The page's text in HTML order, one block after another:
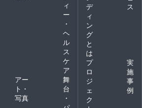
ィ
ー
・
ヘ
ル
ス
ケ
ア
アー
ト・
写真
舞
台
・
デ
ィ
ン
グ
と
は
ス
プ
ロ
ジ
ェ
ク
実
施
事
例